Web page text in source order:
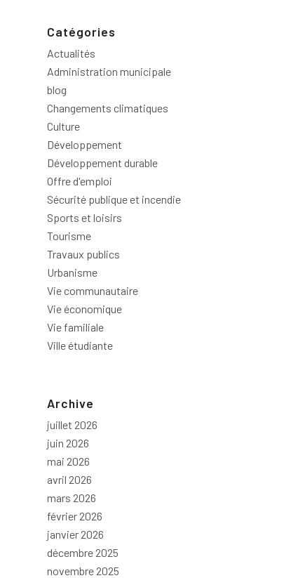
Catégories
Actualités
Administration municipale
blog
Changements climatiques
Culture
Développement
Développement durable
Offre d'emploi
Sécurité publique et incendie
Sports et loisirs
Tourisme
Travaux publics
Urbanisme
Vie communautaire
Vie économique
Vie familiale
Ville étudiante
Archive
juillet 2026
juin 2026
mai 2026
avril 2026
mars 2026
février 2026
janvier 2026
décembre 2025
novembre 2025